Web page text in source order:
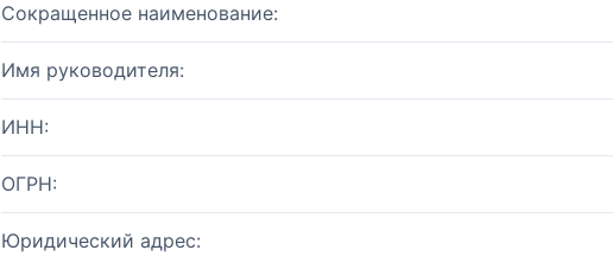
Сокращенное наименование:
Имя руководителя:
ИНН:
ОГРН:
Юридический адрес: